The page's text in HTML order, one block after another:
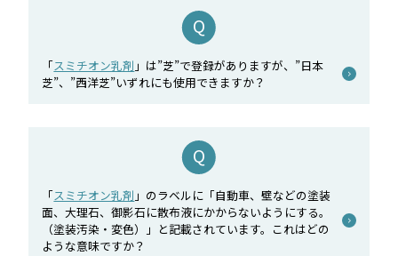
「スミチオン乳剤 」は”芝”で登録がありますが、”日本
芝”、”西洋芝”いずれにも使用できますか？
「スミチオン乳剤 」のラベルに「自動車、壁などの塗装
面、大理石、御影石に散布液にかからないようにする。
（塗装汚染・変色）」と記載されています。これはどの
ような意味ですか？